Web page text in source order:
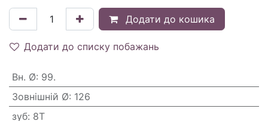
Додати до кошика
Додати до списку побажань
Вн. Ø: 99.
Зовнішній Ø: 126
зуб: 8T